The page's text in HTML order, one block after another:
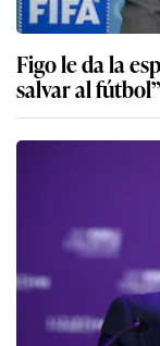
Figo le da la
salvar al fútbol”